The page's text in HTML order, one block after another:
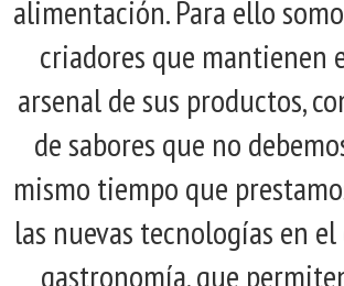
alimentación. Para ello
criadores que mantienen
arsenal de sus productos,
de sabores que no
mismo tiempo que
las nuevas tecnologías en
gastronomía, que